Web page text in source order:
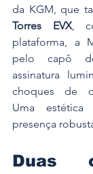
Torres EVX,
plataforma, a
pelo capô
assinatura
choques de
Uma
presença
Duas